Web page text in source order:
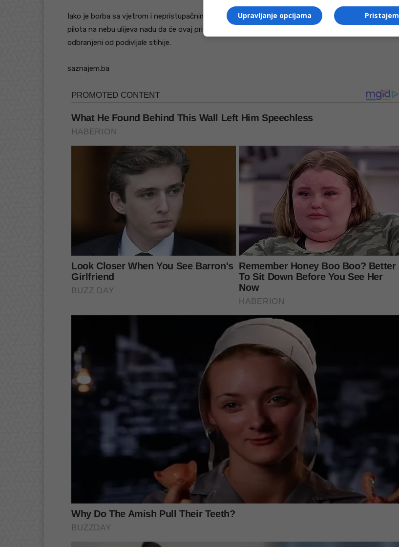
Iako je borba sa vjetrom i nepristupačnim kanjonom izuzetno teška, sinergija momaka na zemlji i
pilota na nebu ulijeva nadu da će ovaj prirodni dragulj i domovi mještana sela Blace biti uspješno
odbranjeni od podivljale stihije.
saznajem.ba
Pristajem
Upravljanje opcijama